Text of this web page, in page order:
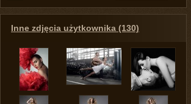
Inne zdjęcia użytkownika (130)